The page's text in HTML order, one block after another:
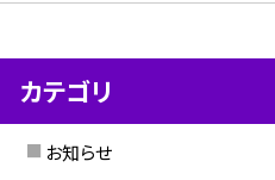
カテゴリ
お知らせ